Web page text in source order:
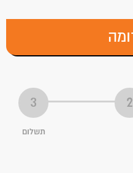
תשלום